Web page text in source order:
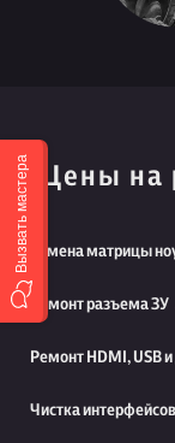
Цены на
Замена матрицы
Ремонт разъема ЗУ
Ремонт HDMI, USB
Чистка
Вызвать мастера